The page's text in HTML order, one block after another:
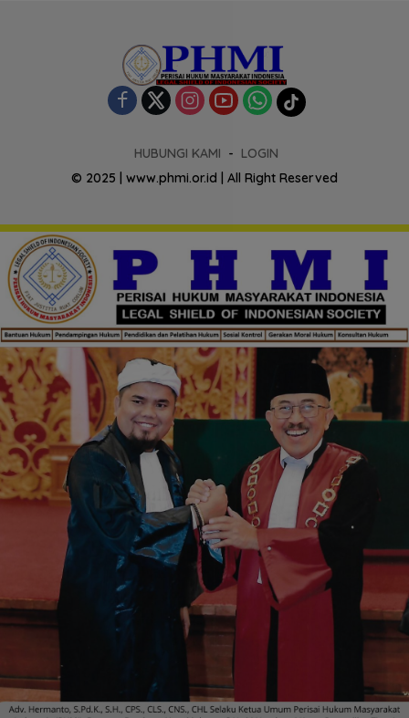
HUBUNGI KAMI
LOGIN
© 2025 | www.phmi.or.id | All Right Reserved